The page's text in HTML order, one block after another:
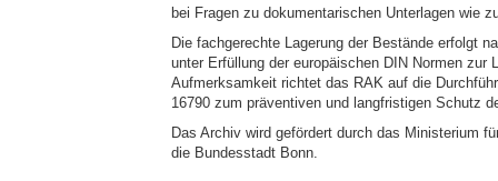
bei Fragen zu dokumentarischen Unterlagen wie
Die fachgerechte Lagerung der Bestände erfolgt
unter Erfüllung der europäischen DIN Normen zur
Aufmerksamkeit richtet das RAK auf die
16790 zum präventiven und langfristigen Schutz
Das Archiv wird gefördert durch das Ministerium
die Bundesstadt Bonn.